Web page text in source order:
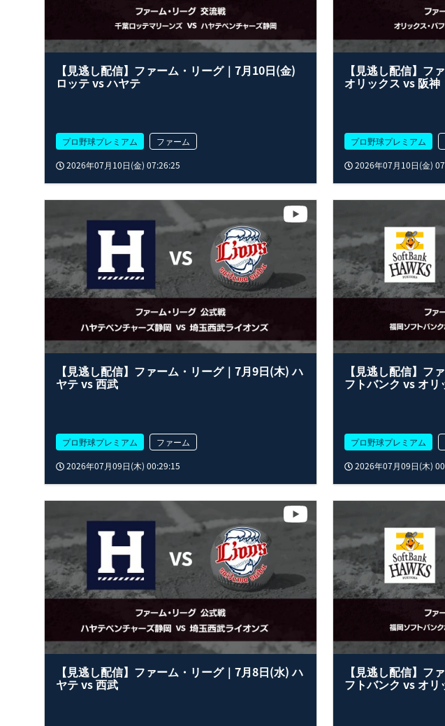
【見逃し配信】ファーム・リーグ｜7月10日(金)
ロッテ vs ハヤテ
プロ野球プレミアム
ファーム
2026年07月10日(金) 07:26:25
【見逃し配信】フ
オリックス vs 阪神
プロ野球プレミアム
2026年07月10日(金)
【見逃し配信】ファーム・リーグ｜7月9日(木) ハ
ヤテ vs 西武
プロ野球プレミアム
ファーム
2026年07月09日(木) 00:29:15
【見逃し配信】フ
フトバンク vs オリ
プロ野球プレミアム
2026年07月09日(木)
【見逃し配信】ファーム・リーグ｜7月8日(水) ハ
ヤテ vs 西武
【見逃し配信】フ
フトバンク vs オリ